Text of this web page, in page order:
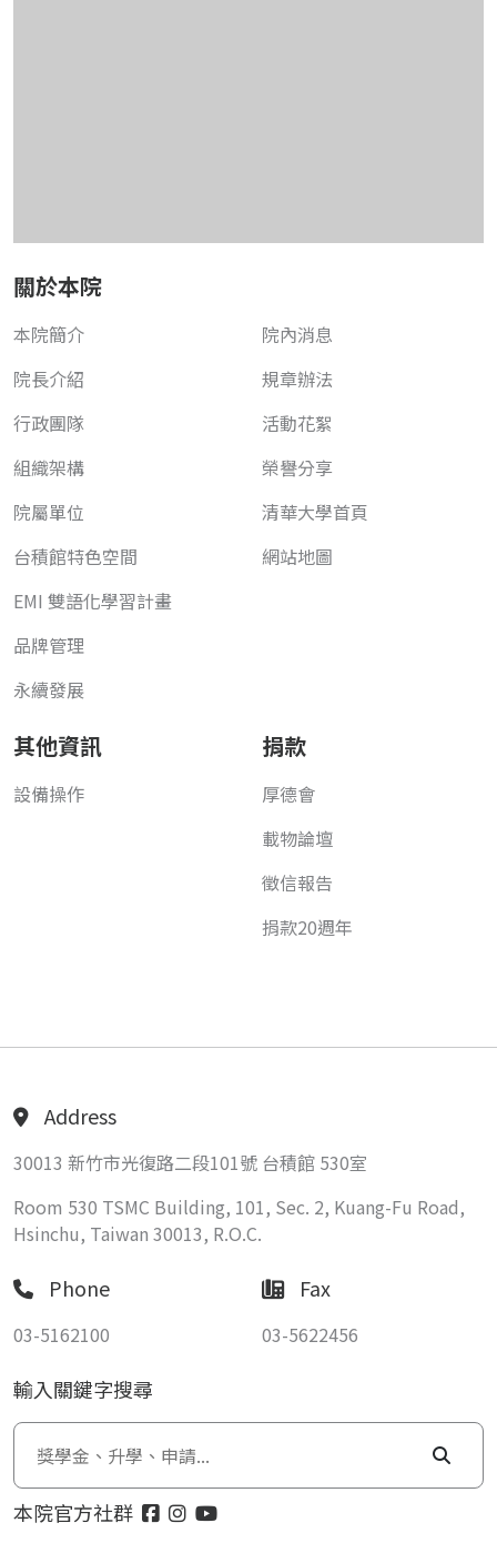
關於本院
本院簡介
院長介紹
行政團隊
組織架構
院屬單位
台積館特色空間
EMI 雙語化學習計畫
品牌管理
永續發展
院內消息
規章辦法
活動花絮
榮譽分享
清華大學首頁
網站地圖
其他資訊
設備操作
捐款
厚德會
載物論壇
徵信報告
捐款20週年
Address
30013 新竹市光復路二段101號 台積館 530室
Room 530 TSMC Building, 101, Sec. 2, Kuang-Fu Road,
Hsinchu, Taiwan 30013, R.O.C.
Phone
03-5162100
Fax
03-5622456
輸入關鍵字搜尋
本院官方社群